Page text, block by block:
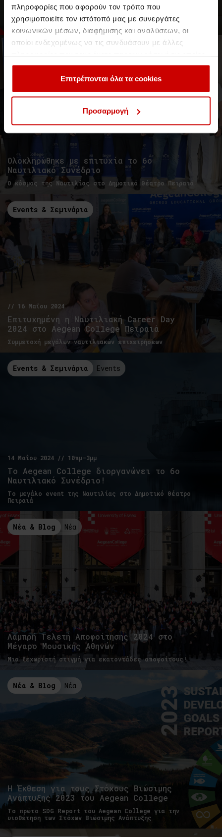
πληροφορίες που αφορούν τον τρόπο που
χρησιμοποιείτε τον ιστότοπό μας με συνεργάτες
κοινωνικών μέσων, διαφήμισης και αναλύσεων, οι
οποίοι ενδεχομένως να τις συνδυάσουν με άλλες
έχουν συλλέξει σε σχέση με την από μέρους σας χρήση
των υπηρεσιών τους.Επιτρέπονται όλα τα cookies
Προσαρμογή
στο Aegean College
University Impact Rankings for UN SDG 5: Gender Equality
Ολοκληρώθηκε με επιτυχία το 6ο
Ναυτιλιακό Συνέδριο
Ο κόσμος της Ναυτιλίας στο Δημοτικό Θέατρο Πειραιά
Events & Σεμινάρια
// 16 Μαΐου 2024
Επιτυχημένη η Ναυτιλιακή Career Day
2024 στο Aegean College Πειραιά
Συμμετοχή μεγάλων ναυτιλιακών επιχειρήσεων
Events & Σεμινάρια Events
14 Μαΐου 2024 // 10πμ-3μμ
Το Αegean College διοργανώνει το 6ο
Ναυτιλιακό Συνέδριο!
Το μεγάλο event της Ναυτιλίας στο Δημοτικό Θέατρο
Πειραιά
Νέα & Blog Νέα
Λαμπρή Τελετή Αποφοίτησης 2024 στο
Μέγαρο Μουσικής Αθηνών
Μια ξεχωριστή στιγμή για εκατοντάδες αποφοίτους!
Νέα & Blog Νέα
Η Έκθεση για τους Στόχους Βιώσιμης
Ανάπτυξης 2023 του Aegean College
Το πρώτο SDG Report του Aegean College για την
υιοθέτηση των Στόχων Βιώσιμης Ανάπτυξης